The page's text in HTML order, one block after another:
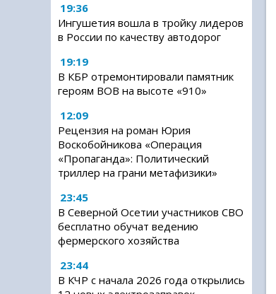
19:36
Ингушетия вошла в тройку лидеров
в России по качеству автодорог
19:19
В КБР отремонтировали памятник
героям ВОВ на высоте «910»
12:09
Рецензия на роман Юрия
Воскобойникова «Операция
«Пропаганда»: Политический
триллер на грани метафизики»
23:45
В Северной Осетии участников СВО
бесплатно обучат ведению
фермерского хозяйства
23:44
В КЧР с начала 2026 года открылись